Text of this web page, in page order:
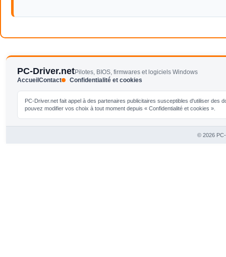
PC-Driver.netPilotes, BIOS, firmwares et logiciels Windows
Accueil Contact Confidentialité et cookies
PC-Driver.net fait appel à des partenaires publicitaires susceptibles d'utiliser
pouvez modifier vos choix à tout moment depuis « Confidentialité et cookies ».
© 2026